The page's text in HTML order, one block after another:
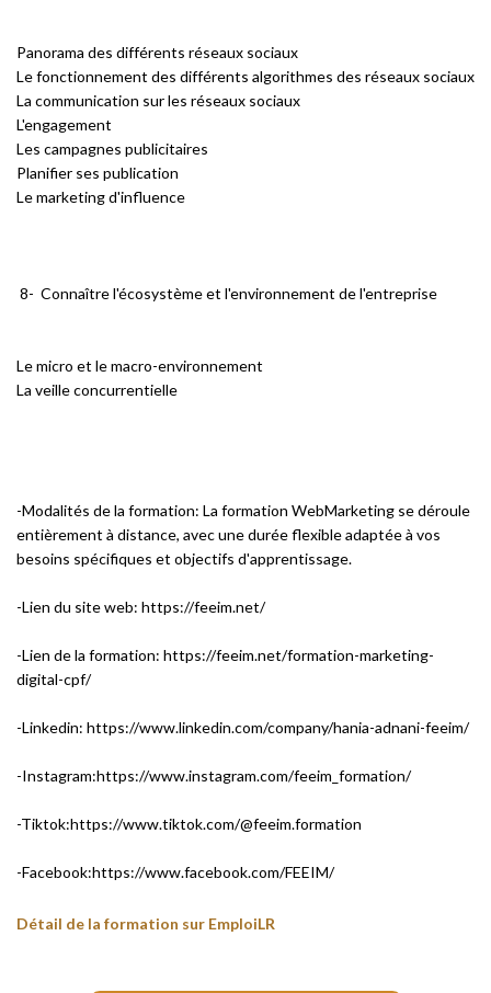
Panorama des différents réseaux sociaux
Le fonctionnement des différents algorithmes des réseaux sociaux
La communication sur les réseaux sociaux
L'engagement
Les campagnes publicitaires
Planifier ses publication
Le marketing d'influence
8- Connaître l'écosystème et l'environnement de l'entreprise
Le micro et le macro-environnement
La veille concurrentielle
-Modalités de la formation: La formation WebMarketing se déroule
entièrement à distance, avec une durée flexible adaptée à vos
besoins spécifiques et objectifs d'apprentissage.
-Lien du site web: https://feeim.net/
-Lien de la formation: https://feeim.net/formation-marketing-
digital-cpf/
-Linkedin: https://www.linkedin.com/company/hania-adnani-feeim/
-Instagram:https://www.instagram.com/feeim_formation/
-Tiktok:https://www.tiktok.com/@feeim.formation
-Facebook:https://www.facebook.com/FEEIM/
Détail de la formation sur EmploiLR